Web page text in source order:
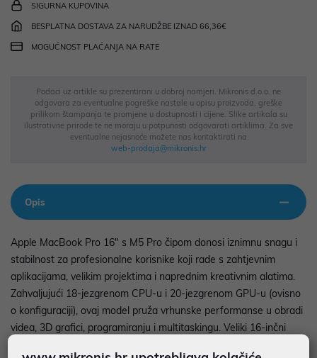
SIGURNA KUPOVINA
BESPLATNA DOSTAVA ZA NARUDŽBE IZNAD 66,36€
MOGUĆNOST PLAĆANJA NA RATE
Podaci uz artikle su prezentirani u dobroj namjeri. Mikronis d.o.o. ne
odgovara za eventualne pogreške nastale u opisu proizvoda, greške
prilikom štampanja te promjene u dostupnosti i cijene. Slike artikala su
ilustrativne prirode te ne moraju u potpunosti odgovarati artiklima. Za sve
eventualne nejasnoće možete nas kontaktirati na
web-prodaja@mikronis.hr
Opis
Apple MacBook Pro 16" s M5 Pro čipom donosi iznimnu snagu i
stabilnost za profesionalne korisnike koji rade s zahtjevnim
aplikacijama, velikim projektima i naprednim kreativnim alatima.
Zahvaljujući 18-jezgrenom CPU-u i 20-jezgrenom GPU-u (ovisno
o konfiguraciji), ovaj model pruža vrhunske performanse u obradi
videa, 3D grafici, programiranju i multitaskingu. Veliki 16-inčni